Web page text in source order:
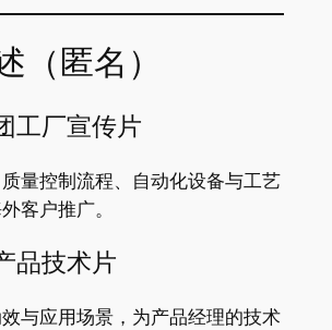
（匿名）
工厂宣传片
量控制流程、自动化设备与工艺
客户推广。
品技术片
与应用场景，为产品经理的技术